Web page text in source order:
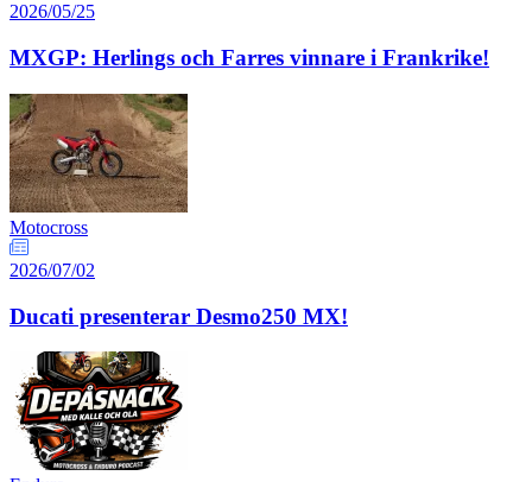
2026/05/25
MXGP: Herlings och Farres vinnare i Frankrike!
Motocross
2026/07/02
Ducati presenterar Desmo250 MX!